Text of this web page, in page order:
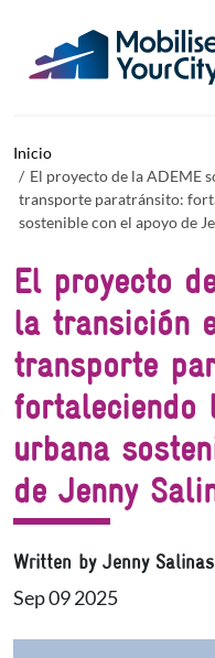
Inicio
El proyecto de la ADEME
transporte paratránsito:
sostenible con el apoyo de
El proyecto
la transición
transporte
fortaleciendo
urbana
de Jenny
Written by Jenny Salinas
Sep 09 2025